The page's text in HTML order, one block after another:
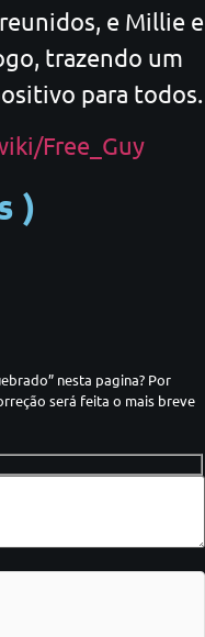
e Millie e
trazendo um
para todos.
Free_Guy
)
nesta pagina? Por
será feita o mais breve